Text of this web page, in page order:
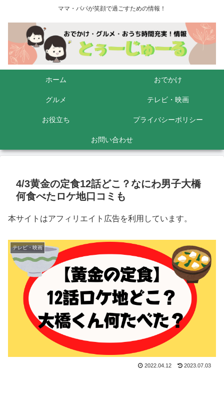
ママ・パパが笑顔で過ごすための情報！
ホーム おでかけ
グルメ テレビ・映画
お役立ち プライバシーポリシー
お問い合わせ
4/3黄金の定食12話どこ？なにわ男子大橋
何食べたロケ地口コミも
本サイトはアフィリエイト広告を利用しています。
テレビ・映画
2022.04.12 2023.07.03